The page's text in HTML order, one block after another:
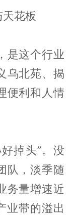
花板
是这个行业
乌北苑、揭
便利和人情
掉头”。没
队，淡季随
务量增速近
业带的溢出